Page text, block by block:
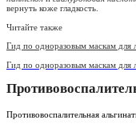
вернуть коже гладкость.
Читайте также
Гид по одноразовым маскам для
Гид по одноразовым маскам для
Противовоспалительная